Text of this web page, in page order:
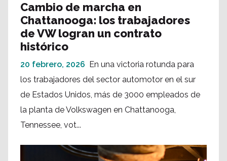
Cambio de marcha en
Chattanooga: los trabajadores
de VW logran un contrato
histórico
20 febrero, 2026 En una victoria rotunda para
los trabajadores del sector automotor en el sur
de Estados Unidos, más de 3000 empleados de
la planta de Volkswagen en Chattanooga,
Tennessee, vot...